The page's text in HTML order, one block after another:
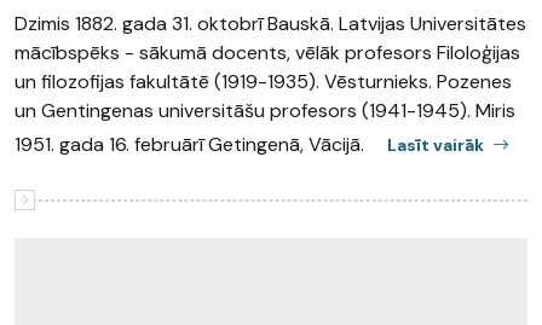
Dzimis 1882. gada 31. oktobrī Bauskā. Latvijas Universitātes
mācībspēks - sākumā docents, vēlāk profesors Filoloģijas
un filozofijas fakultātē (1919-1935). Vēsturnieks. Pozenes
un Gentingenas universitāšu profesors (1941-1945). Miris
1951. gada 16. februārī Getingenā, Vācijā.
Lasīt vairāk